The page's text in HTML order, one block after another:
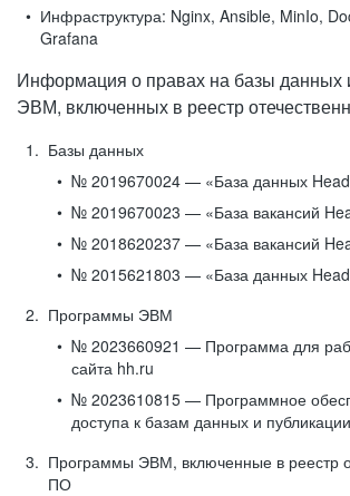
Инфраструктура: Nginx, Ansible, MinIo,
Grafana
Информация о правах на базы данных
ЭВМ, включенных в реестр
Базы данных
№ 2019670024 — «База данных
№ 2019670023 — «База вакансий
№ 2018620237 — «База вакансий
№ 2015621803 — «База данных
Программы ЭВМ
№ 2023660921 — Программа для
сайта hh.ru
№ 2023610815 — Программное
доступа к базам данных и
Программы ЭВМ, включенные в реестр
ПО